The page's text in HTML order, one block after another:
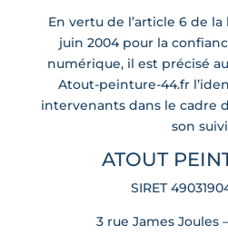
En vertu de l’article 6 de la
juin 2004 pour la
numérique, il est précisé
Atout-peinture-44.fr
intervenants dans le cadre
son
ATOUT
SIRET
3 rue James Joules